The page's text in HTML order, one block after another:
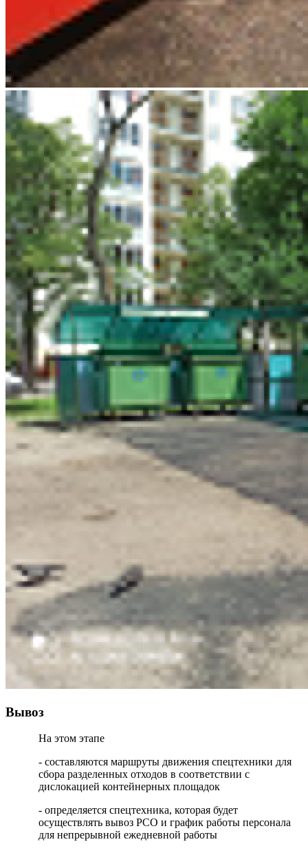
Вывоз
На этом этапе
- составляются маршруты движения спецтехники для
сбора разделенных отходов в соответствии с
дислокацией контейнерных площадок
- определяется спецтехника, которая будет
осуществлять вывоз РСО и график работы персонала
для непрерывной ежедневной работы